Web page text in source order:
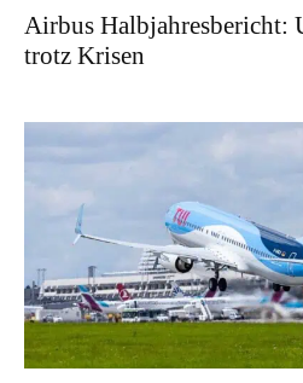
Airbus Halbjahresbericht:
trotz Krisen